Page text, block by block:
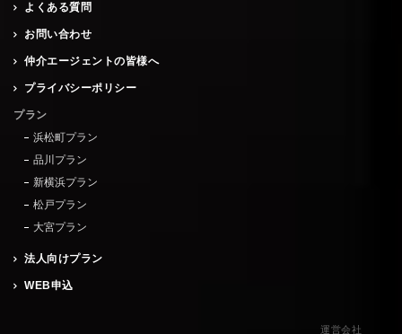
よくある質問
お問い合わせ
仲介エージェントの皆様へ
プライバシーポリシー
プラン
浜松町プラン
品川プラン
新横浜プラン
松戸プラン
大宮プラン
法人向けプラン
WEB申込
運営会社